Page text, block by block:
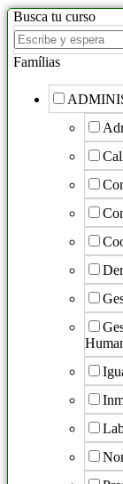
Busca tu curso
Buscar
productos:
Famílias